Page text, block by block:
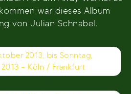
war dieses Album
von Julian Schnabel.
2013, bis Sonntag,
– Köln / Frankfurt